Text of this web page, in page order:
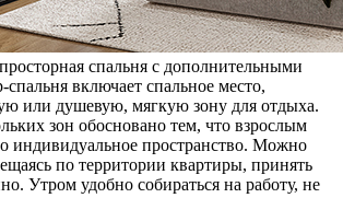
спальня с дополнительными
включает спальное место,
или душевую, мягкую зону для отдыха.
зон обосновано тем, что взрослым
индивидуальное пространство. Можно
по территории квартиры, принять
Утром удобно собираться на работу, не